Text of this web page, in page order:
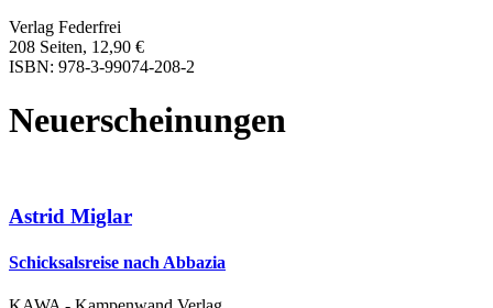
Verlag Federfrei
208 Seiten, 12,90 €
ISBN: 978-3-99074-208-2
Neuerscheinungen
Astrid Miglar
Schicksalsreise nach Abbazia